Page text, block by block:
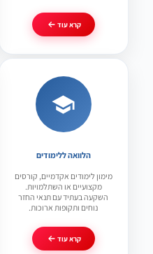
קרא עוד
הלוואה ללימודים
מימון לימודים אקדמיים, קורסים
מקצועיים או השתלמויות.
השקעה בעתיד עם תנאי החזר
נוחים ותקופות ארוכות.
קרא עוד